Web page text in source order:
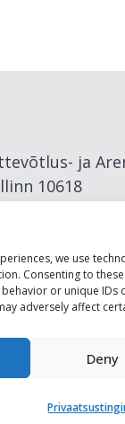
we use
Consenting to
or unique IDs
adversely affect
Deny
ja
10618